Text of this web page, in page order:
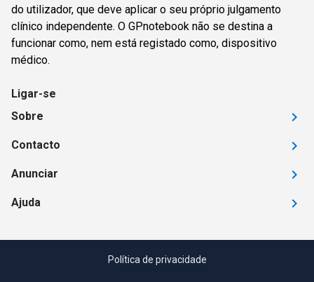
do utilizador, que deve aplicar o seu próprio julgamento
clínico independente. O GPnotebook não se destina a
funcionar como, nem está registado como, dispositivo
médico.
Ligar-se
Sobre
Contacto
Anunciar
Ajuda
Política de privacidade